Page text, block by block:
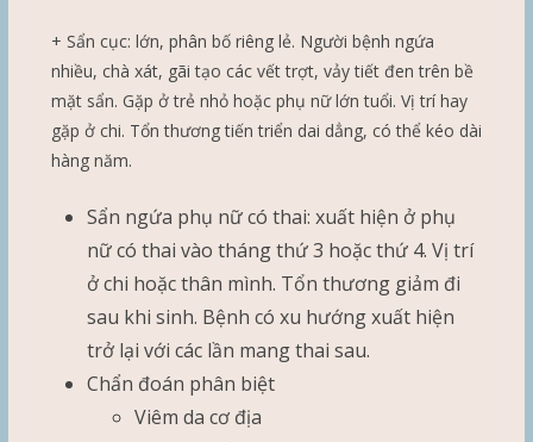
+ Sẩn cục: lớn, phân bố riêng lẻ. Người bệnh ngứa
nhiều, chà xát, gãi tạo các vết trợt, vảy tiết đen trên bề
mặt sẩn. Gặp ở trẻ nhỏ hoặc phụ nữ lớn tuổi. Vị trí hay
gặp ở chi. Tổn thương tiến triển dai dẳng, có thể kéo dài
hàng năm.
Sẩn ngứa phụ nữ có thai: xuất hiện ở phụ
nữ có thai vào tháng thứ 3 hoặc thứ 4. Vị trí
ở chi hoặc thân mình. Tổn thương giảm đi
sau khi sinh. Bệnh có xu hướng xuất hiện
trở lại với các lần mang thai sau.
Chẩn đoán phân biệt
Viêm da cơ địa